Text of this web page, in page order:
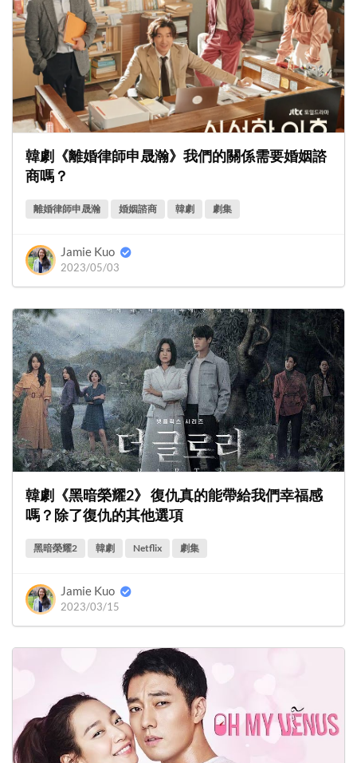
韓劇《離婚律師申晟瀚》我們的關係需要婚姻諮
商嗎？
離婚律師申晟瀚 婚姻諮商 韓劇 劇集
Jamie Kuo
2023/05/03
韓劇《黑暗榮耀2》 復仇真的能帶給我們幸福感
嗎？除了復仇的其他選項
黑暗榮耀2 韓劇 Netflix 劇集
Jamie Kuo
2023/03/15